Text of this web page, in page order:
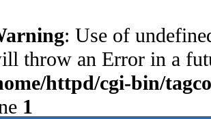
: Use of
throw an Error in a
httpd/cgi-bin/
1